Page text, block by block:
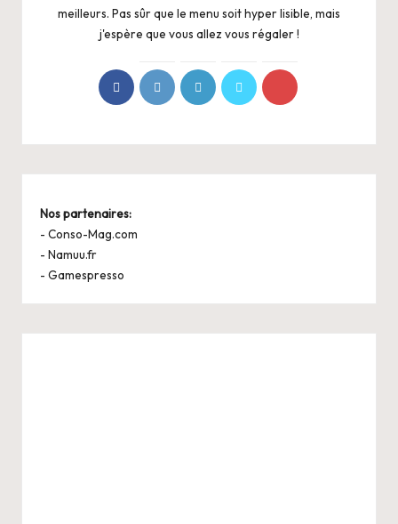
meilleurs. Pas sûr que le menu soit hyper lisible, mais
j'espère que vous allez vous régaler !
Nos partenaires:
- Conso-Mag.com
- Namuu.fr
- Gamespresso